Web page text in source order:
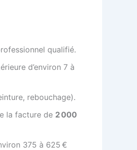
qualifié.
d’environ 7 à
rebouchage).
la facture de 2 000
375 à 625 €